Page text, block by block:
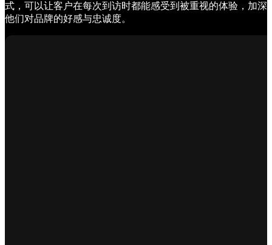
式，可以让客户在每次到访时都能感受到被重视的体验，加深
他们对品牌的好感与忠诚度。